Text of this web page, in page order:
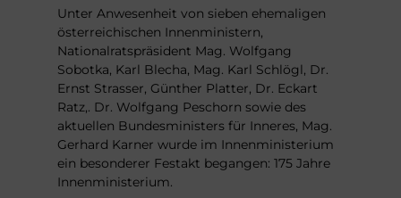
Unter Anwesenheit von sieben ehemaligen
österreichischen Innenministern,
Nationalratspräsident Mag. Wolfgang
Sobotka, Karl Blecha, Mag. Karl Schlögl, Dr.
Ernst Strasser, Günther Platter, Dr. Eckart
Ratz,. Dr. Wolfgang Peschorn sowie des
aktuellen Bundesministers für Inneres, Mag.
Gerhard Karner wurde im Innenministerium
ein besonderer Festakt begangen: 175 Jahre
Innenministerium.